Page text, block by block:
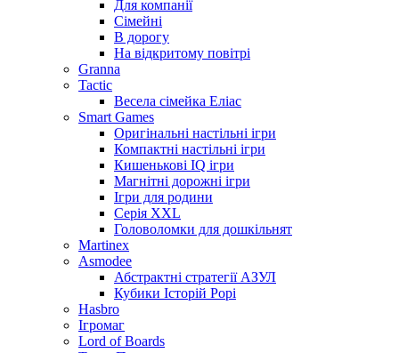
Для компанії
Сімейні
В дорогу
На відкритому повітрі
Granna
Tactic
Весела сімейка Еліас
Smart Games
Оригінальні настільні ігри
Компактні настільні ігри
Кишенькові IQ ігри
Магнітні дорожні ігри
Ігри для родини
Серія XXL
Головоломки для дошкільнят
Martinex
Asmodee
Абстрактні стратегії АЗУЛ
Кубики Історій Рорі
Hasbro
Ігромаг
Lord of Boards